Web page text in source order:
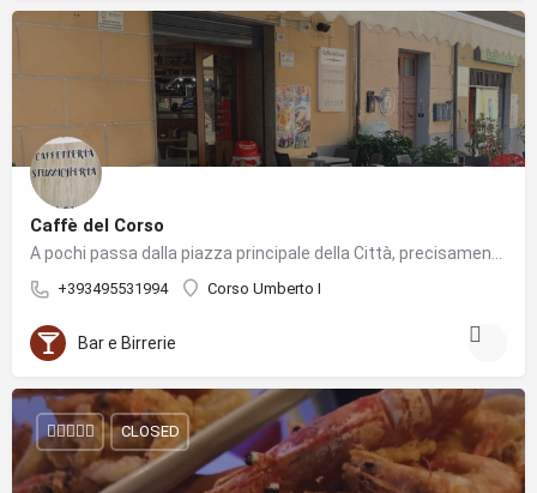
Caffè del Corso
+393495531994 Corso Umberto I
Bar e Birrerie
CLOSED